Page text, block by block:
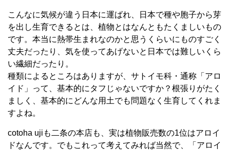
こんなに気候が違う日本に運ばれ、日本で種や胞子から芽
を出し生育できるとは、植物とはなんともたくましいもの
です。本当に熱帯生まれなのかと思うくらいにものすごく
丈夫だったり、気を使ってあげないと日本では難しいくら
い繊細だったり。
種類によるところはありますが、サトイモ科・通称「アロ
イド」って、基本的にタフじゃないですか？根張りがたく
ましく、基本的にどんな用土でも問題なく生育してくれま
すよね。
cotoha ujiも二条の本店も、実は植物販売数の1位はアロイ
ドなんです。でもこれって考えてみれば当然で、「アロイ